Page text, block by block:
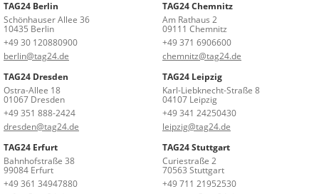
TAG24 Berlin
Schönhauser Allee 36
10435 Berlin
+49 30 120880900
berlin@tag24.de
TAG24 Chemnitz
Am Rathaus 2
09111 Chemnitz
+49 371 6906600
chemnitz@tag24.de
TAG24 Dresden
Ostra-Allee 18
01067 Dresden
+49 351 888-2424
dresden@tag24.de
TAG24 Leipzig
Karl-Liebknecht-Straße 8
04107 Leipzig
+49 341 24250430
leipzig@tag24.de
TAG24 Erfurt
Bahnhofstraße 38
99084 Erfurt
+49 361 34947880
TAG24 Stuttgart
Curiestraße 2
70563 Stuttgart
+49 711 21952530